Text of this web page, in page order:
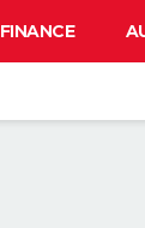
FINANCE